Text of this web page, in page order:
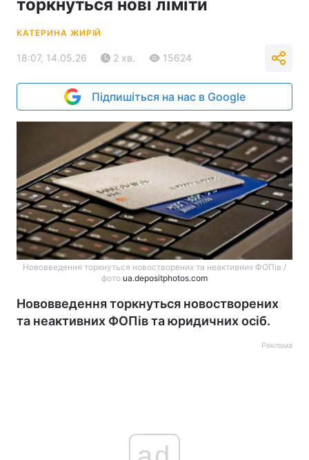
торкнуться нові ліміти
КАТЕРИНА ЖИРІЙ
18:07, 14.05.26 2 хв. 15624
Підпишіться на нас в Google
Нововведення торкнуться новостворених та неактивних ФОПів /
фото ua.depositphotos.com
Нововведення торкнуться новостворених
та неактивних ФОПів та юридичних осіб.
Реклама